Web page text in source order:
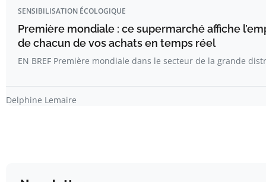
SENSIBILISATION ÉCOLOGIQUE
Première mondiale : ce supermarché affiche
de chacun de vos achats en temps réel
EN BREF Première mondiale dans le secteur de la grande
Delphine Lemaire